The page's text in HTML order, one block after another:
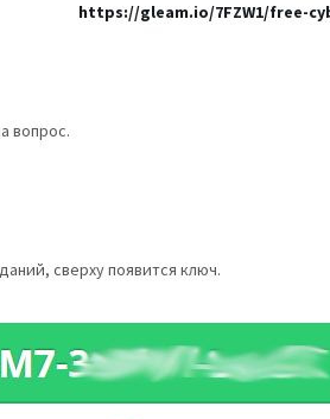
https://gleam.io/7FZW1/free-
вопрос.
сверху появится ключ.